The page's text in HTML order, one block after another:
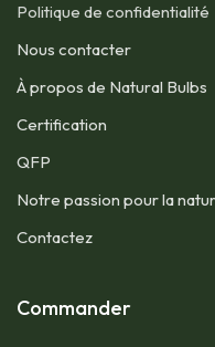
Politique de confidentialité
Nous contacter​
À propos de Natural Bulbs
Certification
QFP​
Notre passion pour la
Contactez
Commander